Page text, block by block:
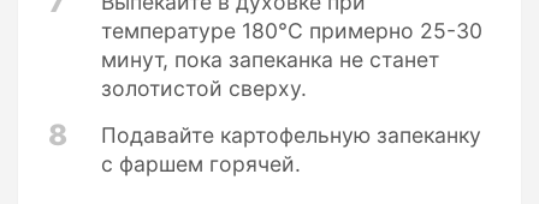
температуре 180°C примерно 25-30
минут, пока запеканка не станет
золотистой сверху.
8
Подавайте картофельную запеканку
с фаршем горячей.